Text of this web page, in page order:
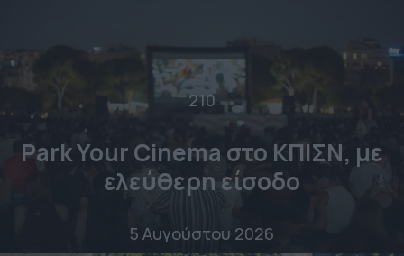
210
Park Your Cinema στο ΚΠΙΣΝ, με
ελεύθερη είσοδο
5 Αυγούστου 2026